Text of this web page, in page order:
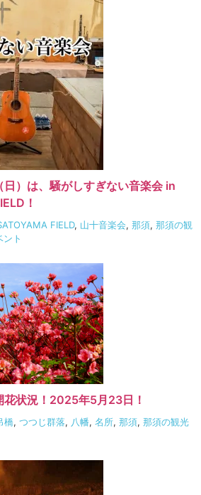
日）は、騒がしすぎない音楽会 in
！
FIELD, 山十音楽会, 那須, 那須の観
ント
花状況！2025年5月23日！
橋, つつじ群落, 八幡, 名所, 那須, 那須の観光